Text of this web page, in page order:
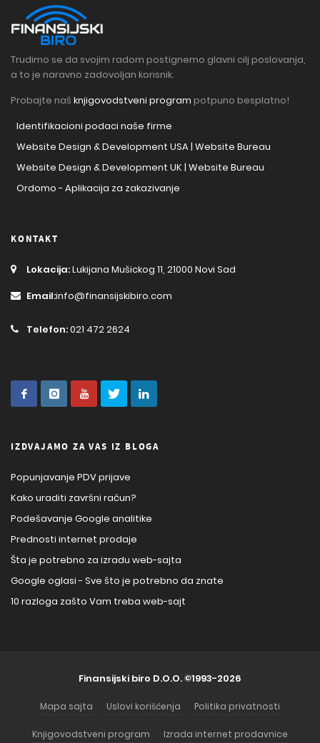
Trudimo se da svojim radom postignemo glavni cilj poslovanja,
a to je naravno zadovoljan korisnik.
Probajte naš knjigovodstveni program potpuno besplatno!
Identifikacioni podaci naše firme
Website Design & Development USA | Website Bureau
Website Design & Development UK | Website Bureau
Ordomo - Aplikacija za zakazivanje
KONTAKT
Lokacija:Lukijana Mušickog 11, 21000 Novi Sad
Email:info@finansijskibiro.com
Telefon:021 472 2624
IZDVAJAMO ZA VAS IZ BLOGA
Popunjavanje PDV prijave
Kako uraditi završni račun?
Podešavanje Google analitike
Prednosti internet prodaje
Šta je potrebno za izradu web-sajta
Google oglasi - Sve što je potrebno da znate
10 razloga zašto Vam treba web-sajt
Finansijski biro D.O.O.©1993-2026
Mapa sajta Uslovi korišćenja Politika privatnosti
Knjigovodstveni program Izrada internet prodavnice